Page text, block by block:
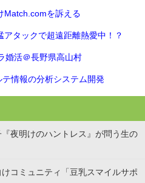
Match.comを訴える
アタックで超遠距離熱愛中！？
婚活＠長野県高山村
情報の分析システム開発
夜明けのハントレス』が問う生の
コミュニティ「豆乳スマイルサポ